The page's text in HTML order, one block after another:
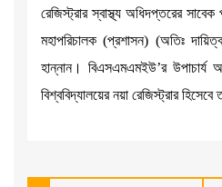
রেজিস্ট্রার স্বাস্থ্য অধিদপ্তরের
মহাপরিচালক (প্রশাসন) (অতিঃ
হান্নান। বিএসএমএমইউ’র উপাচার্য
বিশ্ববিদ্যালয়ের নয়া রেজিস্ট্রার